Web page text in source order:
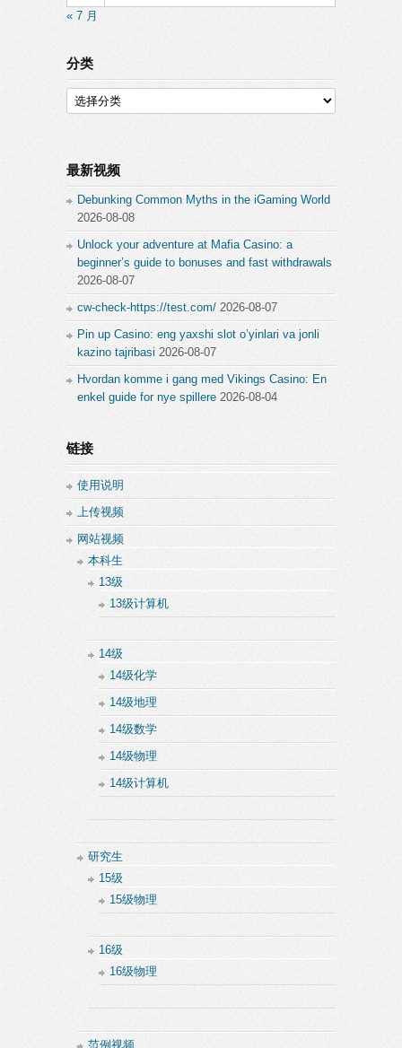
« 7 月
分类
分
类
最新视频
Debunking Common Myths in the iGaming World
2026-08-08
Unlock your adventure at Mafia Casino: a
beginner’s guide to bonuses and fast withdrawals
2026-08-07
cw-check-https://test.com/ 2026-08-07
Pin up Casino: eng yaxshi slot o’yinlari va jonli
kazino tajribasi 2026-08-07
Hvordan komme i gang med Vikings Casino: En
enkel guide for nye spillere 2026-08-04
链接
使用说明
上传视频
网站视频
本科生
13级
13级计算机
14级
14级化学
14级地理
14级数学
14级物理
14级计算机
研究生
15级
15级物理
16级
16级物理
范例视频